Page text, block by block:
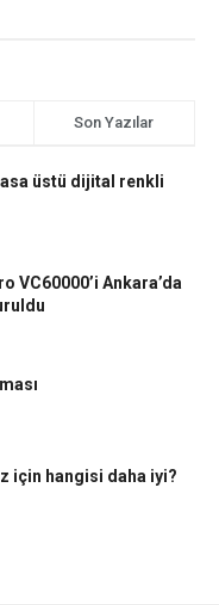
Son Yazılar
üstü dijital renkli
VC60000’i Ankara’da
için hangisi daha iyi?